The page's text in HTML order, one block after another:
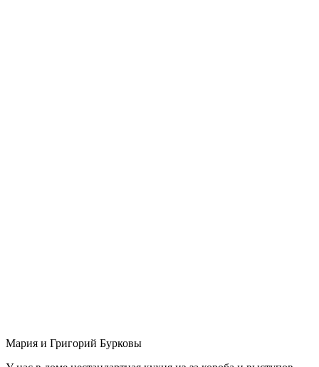
Мария и Григорий Бурковы